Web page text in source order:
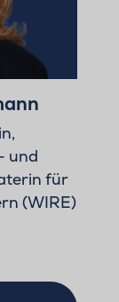
und
für
(WIRE)